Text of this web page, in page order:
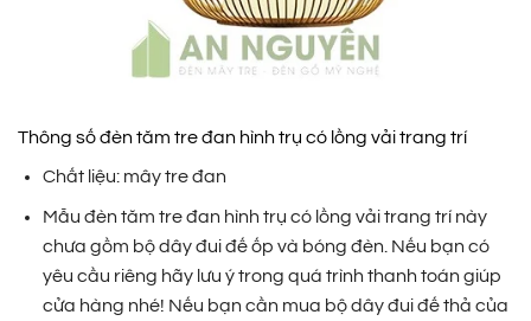
Thông số đèn tăm tre đan hình trụ có lồng vải trang trí
Chất liệu: mây tre đan
Mẫu đèn tăm tre đan hình trụ có lồng vải trang trí này
chưa gồm bộ dây đui đế ốp và bóng đèn. Nếu bạn có
yêu cầu riêng hãy lưu ý trong quá trình thanh toán giúp
cửa hàng nhé! Nếu bạn cần mua bộ dây đui đế thả của